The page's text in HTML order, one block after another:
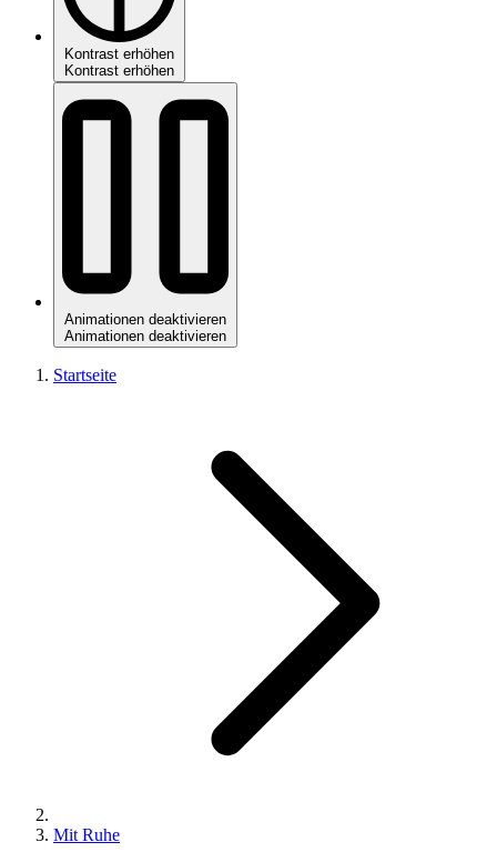
Kontrast erhöhen
Kontrast erhöhen
Animationen deaktivieren
Animationen deaktivieren
Startseite
Mit Ruhe